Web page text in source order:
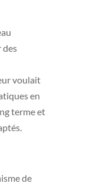
des
voulait
en
terme et
de